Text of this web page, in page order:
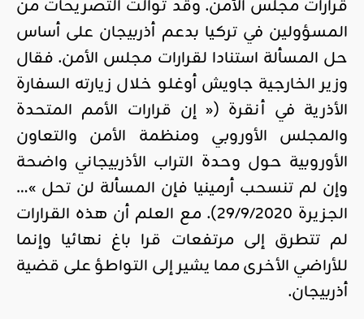
قرارات مجلس الأمن. وقد توالت التصريحات من
المسؤولين في تركيا بدعم أذربيجان على أساس
حل المسألة استنادا لقرارات مجلس الأمن. فقال
وزير الخارجية جاويش أوغلو خلال زيارته السفارة
الأذرية في أنقرة (« إن قرارات الأمم المتحدة
والمجلس الأوروبي ومنظمة الأمن والتعاون
الأوروبية حول وحدة التراب الأذربيجاني واضحة
وإن لم تنسحب أرمينيا فإن المسألة لن تحل »…
الجزيرة 29/9/2020). مع العلم أن هذه القرارات
لم تتطرق إلى مرتفعات قرا باغ نهائيا وإنما
للأراضي الأخرى مما يشير إلى التواطؤ على قضية
أذربيجان.